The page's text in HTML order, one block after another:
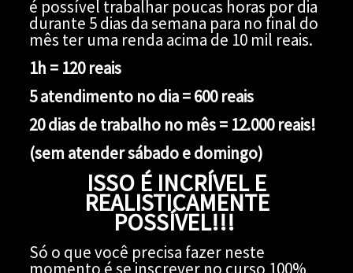
é possível trabalhar poucas horas por dia
durante 5 dias da semana para no final do
mês ter uma renda acima de 10 mil reais.
1h = 120 reais
5 atendimento no dia = 600 reais
20 dias de trabalho no mês = 12.000 reais!
(sem atender sábado e domingo)
ISSO É INCRÍVEL E
REALISTICAMENTE
POSSÍVEL!!!
Só o que você precisa fazer neste
momento é se inscrever no curso 100%